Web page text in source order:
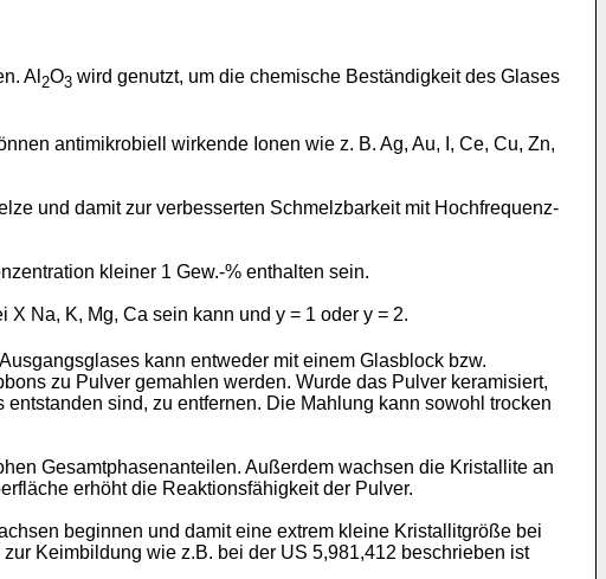
Al 2O3 wird genutzt, um die chemische Beständigkeit des Glases
antimikrobiell wirkende Ionen wie z. B. Ag, Au, I, Ce, Cu, Zn,
und damit zur verbesserten Schmelzbarkeit mit Hochfrequenz-
kleiner 1 Gew.-% enthalten sein.
X Na, K, Mg, Ca sein kann und y = 1 oder y = 2.
kann entweder mit einem Glasblock bzw.
zu Pulver gemahlen werden. Wurde das Pulver keramisiert,
sind, zu entfernen. Die Mahlung kann sowohl trocken
Gesamtphasenanteilen. Außerdem wachsen die Kristallite an
erhöht die Reaktionsfähigkeit der Pulver.
beginnen und damit eine extrem kleine Kristallitgröße bei
Keimbildung wie z.B. bei der US 5,981,412 beschrieben ist